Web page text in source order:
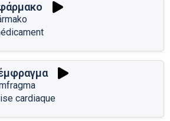
cardiaque